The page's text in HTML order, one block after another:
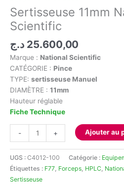
Sertisseuse 11mm
Scientific
25.600,00 د.ج
Marque : National Scientific
CATÉGORIE : Pince
TYPE: sertisseuse Manuel
DIAMÈTRE : 11mm
Hauteur réglable
Fiche Technique
-
de
Sertisseuse
11mm
National
Scientific
+ Ajouter au
UGS : C4012-100 Catégorie :
Étiquettes : F77 Forceps HPLC
Sertisseuse